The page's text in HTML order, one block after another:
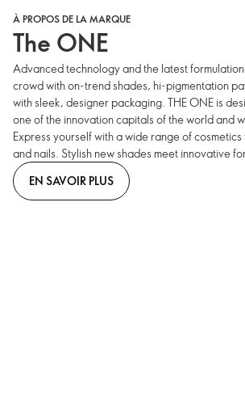
À PROPOS DE LA MARQUE
The ONE
Advanced technology and the latest
crowd with on-trend shades, hi-pigmentation
with sleek, designer packaging. THE ONE is
one of the innovation capitals of the world and
Express yourself with a wide range of
and nails. Stylish new shades meet innovative
EN SAVOIR PLUS